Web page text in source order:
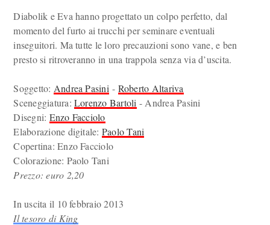
Diabolik e Eva hanno progettato un colpo perfetto, dal
momento del furto ai trucchi per seminare eventuali
inseguitori. Ma tutte le loro precauzioni sono vane, e ben
presto si ritroveranno in una trappola senza via d’uscita.
Soggetto: Andrea Pasini - Roberto Altariva
Sceneggiatura:Lorenzo Bartoli - Andrea Pasini
Disegni: Enzo Facciolo
Elaborazione digitale: Paolo Tani
Copertina: Enzo Facciolo
Colorazione: Paolo Tani
Prezzo: euro 2,20
In uscita il 10 febbraio 2013
Il tesoro di King